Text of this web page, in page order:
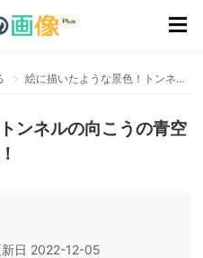
絵に描いたような景色！トンネルの向こうの青空が夏の訪れを感じさせる！
ンネルの向こうの青空
日 2022-12-05